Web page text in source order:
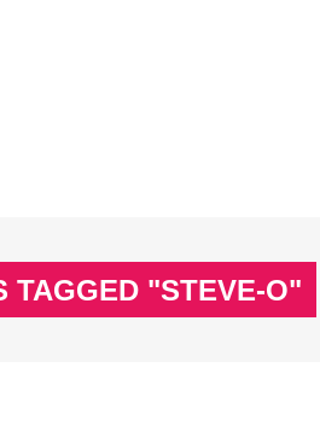
TAGGED "STEVE-O"